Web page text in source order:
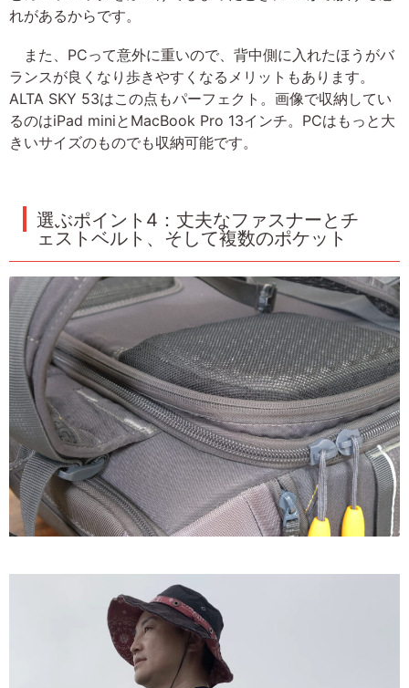
れがあるからです。
また、PCって意外に重いので、背中側に入れたほうがバ
ランスが良くなり歩きやすくなるメリットもあります。
ALTA SKY 53はこの点もパーフェクト。画像で収納してい
るのはiPad miniとMacBook Pro 13インチ。PCはもっと大
きいサイズのものでも収納可能です。
選ぶポイント4：丈夫なファスナーとチ
ェストベルト、そして複数のポケット